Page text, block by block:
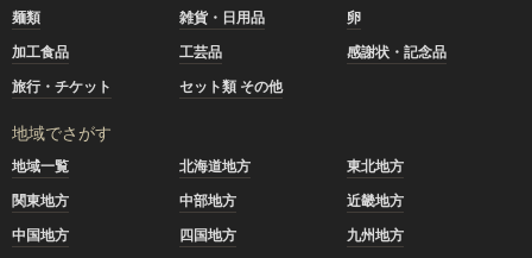
麺類
雑貨・日用品
卵
加工食品
工芸品
感謝状・記念品
旅行・チケット
セット類 その他
地域でさがす
地域一覧 北海道地方
東北地方
関東地方
中部地方
近畿地方
中国地方
四国地方 九州地方